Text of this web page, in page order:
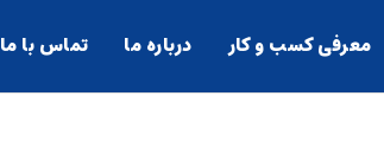
معرفی کسب و کار درباره ما تماس با ما